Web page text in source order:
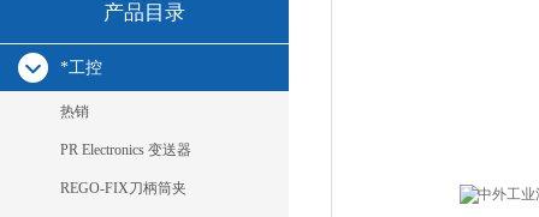
产品目录
*工控
热销
PR Electronics 变送器
REGO-FIX刀柄筒夹